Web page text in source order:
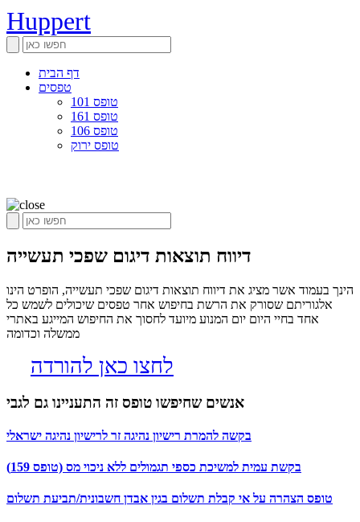
Huppert
דף הבית
טפסים
טופס 101
טופס 161
טופס 106
טופס ירוק
דיווח תוצאות דיגום שפכי תעשייה
הינך בעמוד אשר מציג את דיווח תוצאות דיגום שפכי תעשייה, הופרט הינו
אלגוריתם שסורק את הרשת בחיפוש אחר טפסים שיכולים לשמש כל
אחד בחיי היום יום המנוע מיועד לחסוך את החיפוש המייגע באתרי
ממשלה וכדומה
לחצו כאן להורדה
אנשים שחיפשו טופס זה התעניינו גם לגבי
בקשה להמרת רישיון נהיגה זר לרישיון נהיגה ישראלי
בקשת עמית למשיכת כספי תגמולים ללא ניכוי מס (טופס 159)
טופס הצהרה על אי קבלת תשלום בגין אבדן חשבונית/תביעת תשלום